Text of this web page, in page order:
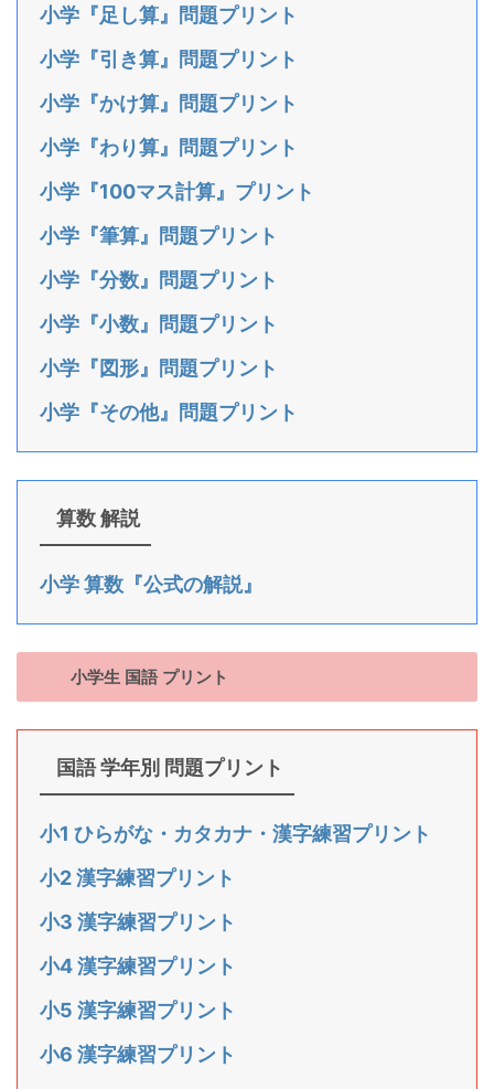
小学『足し算』問題プリント
小学『引き算』問題プリント
小学『かけ算』問題プリント
小学『わり算』問題プリント
小学『100マス計算』プリント
小学『筆算』問題プリント
小学『分数』問題プリント
小学『小数』問題プリント
小学『図形』問題プリント
小学『その他』問題プリント
算数 解説
小学 算数『公式の解説』
小学生 国語 プリント
国語 学年別 問題プリント
小1 ひらがな・カタカナ・漢字練習プリント
小2 漢字練習プリント
小3 漢字練習プリント
小4 漢字練習プリント
小5 漢字練習プリント
小6 漢字練習プリント